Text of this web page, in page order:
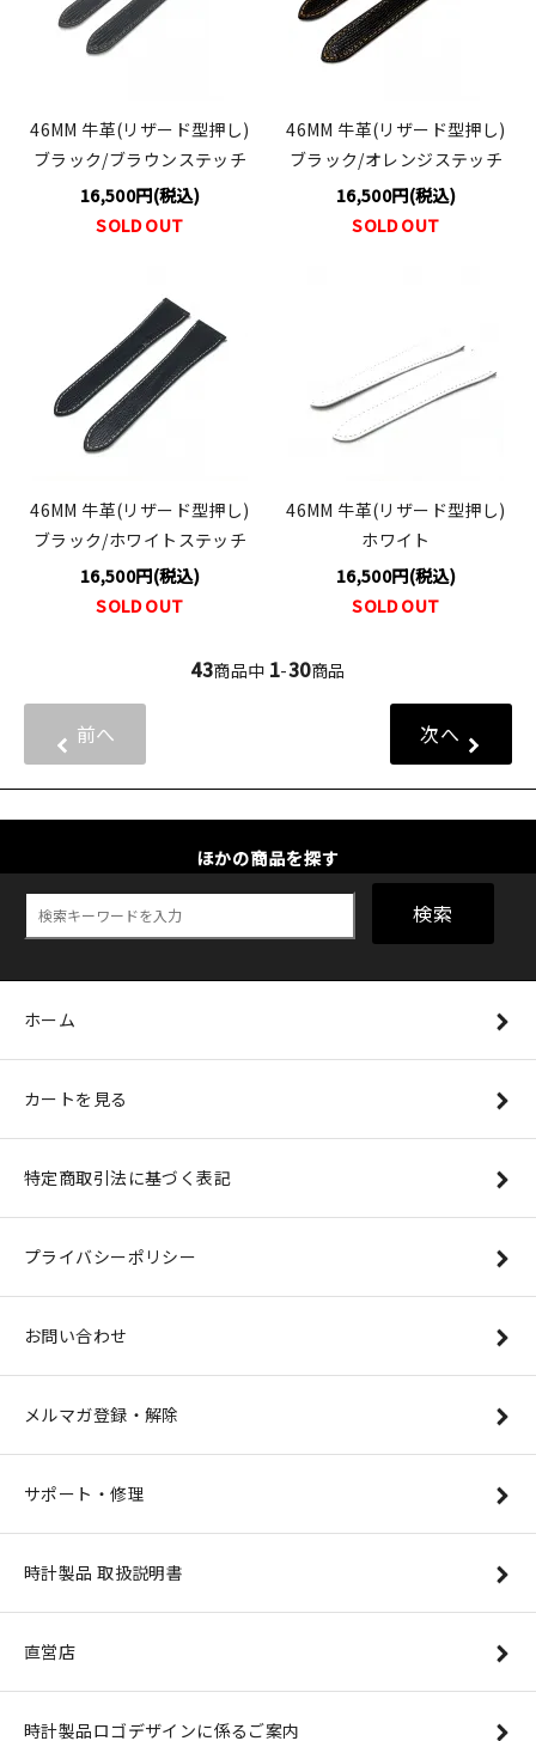
46MM 牛革(リザード型押し)
ブラック/ブラウンステッチ
16,500円(税込)
SOLD OUT
46MM 牛革(リザード型押し)
ブラック/オレンジステッチ
16,500円(税込)
SOLD OUT
46MM 牛革(リザード型押し)
ブラック/ホワイトステッチ
16,500円(税込)
SOLD OUT
46MM 牛革(リザード型押し)
ホワイト
16,500円(税込)
SOLD OUT
43商品中 1-30商品
前へ 次へ
ほかの商品を探す
検索
ホーム
カートを見る
特定商取引法に基づく表記
プライバシーポリシー
お問い合わせ
メルマガ登録・解除
サポート・修理
時計製品 取扱説明書
直営店
時計製品ロゴデザインに係るご案内